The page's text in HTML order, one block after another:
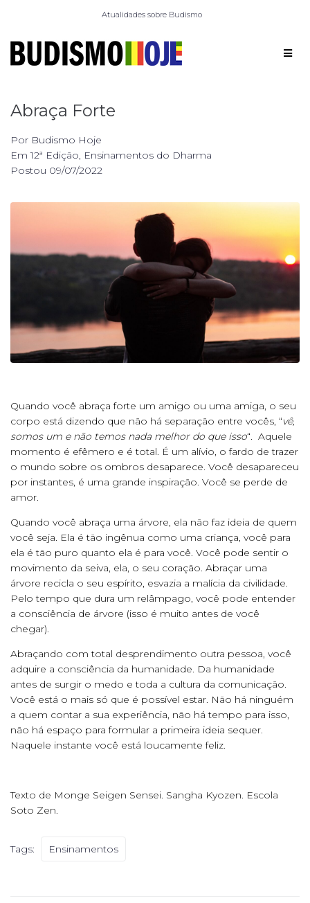
Atualidades sobre Budismo
Abraça Forte
Por Budismo Hoje
Em12ª Edição, Ensinamentos do Dharma
Postou 09/07/2022
Quando você abraça forte um amigo ou uma amiga, o seu
corpo está dizendo que não há separação entre vocês, “vê,
somos um e não temos nada melhor do que isso“. Aquele
momento é efêmero e é total. É um alívio, o fardo de trazer
o mundo sobre os ombros desaparece. Você desapareceu
por instantes, é uma grande inspiração. Você se perde de
amor.
Quando você abraça uma árvore, ela não faz ideia de quem
você seja. Ela é tão ingênua como uma criança, você para
ela é tão puro quanto ela é para você. Você pode sentir o
movimento da seiva, ela, o seu coração. Abraçar uma
árvore recicla o seu espírito, esvazia a malícia da civilidade.
Pelo tempo que dura um relâmpago, você pode entender
a consciência de árvore (isso é muito antes de você
chegar).
Abraçando com total desprendimento outra pessoa, você
adquire a consciência da humanidade. Da humanidade
antes de surgir o medo e toda a cultura da comunicação.
Você está o mais só que é possível estar. Não há ninguém
a quem contar a sua experiência, não há tempo para isso,
não há espaço para formular a primeira ideia sequer.
Naquele instante você está loucamente feliz.
Texto de Monge Seigen Sensei. Sangha Kyozen. Escola
Soto Zen.
Tags: Ensinamentos